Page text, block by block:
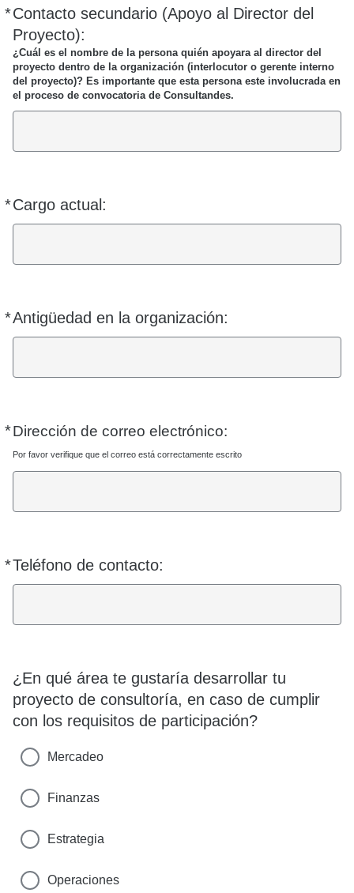
*Contacto secundario (Apoyo al Director del
Proyecto):
¿Cuál es el nombre de la persona quién apoyara al director del
proyecto dentro de la organización (interlocutor o gerente interno
del proyecto)? Es importante que esta persona este involucrada en
el proceso de convocatoria de Consultandes.
Requerido
*Cargo actual:
Requerido
*Antigüedad en la organización:
Requerido
*Dirección de correo electrónico:
Por favor verifique que el correo está correctamente escrito
Requerido
*Teléfono de contacto:
Requerido
¿En qué área te gustaría desarrollar tu
proyecto de consultoría, en caso de cumplir
con los requisitos de participación?
Mercadeo
Finanzas
Estrategia
Operaciones